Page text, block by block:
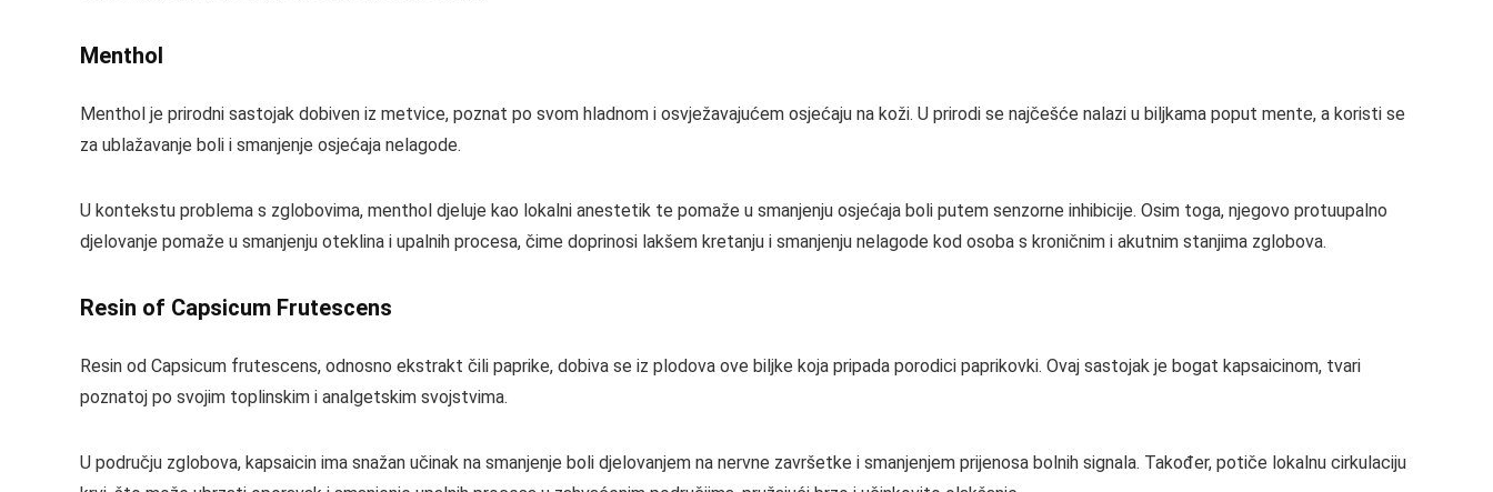
Menthol
Menthol je prirodni sastojak dobiven iz metvice, poznat po svom hladnom i osvježavajućem osjećaju na koži. U prirodi se najčešće nalazi u biljkama poput mente, a koristi se
za ublažavanje boli i smanjenje osjećaja nelagode.
U kontekstu problema s zglobovima, menthol djeluje kao lokalni anestetik te pomaže u smanjenju osjećaja boli putem senzorne inhibicije. Osim toga, njegovo protuupalno
djelovanje pomaže u smanjenju oteklina i upalnih procesa, čime doprinosi lakšem kretanju i smanjenju nelagode kod osoba s kroničnim i akutnim stanjima zglobova.
Resin of Capsicum Frutescens
Resin od Capsicum frutescens, odnosno ekstrakt čili paprike, dobiva se iz plodova ove biljke koja pripada porodici paprikovki. Ovaj sastojak je bogat kapsaicinom, tvari
poznatoj po svojim toplinskim i analgetskim svojstvima.
U području zglobova, kapsaicin ima snažan učinak na smanjenje boli djelovanjem na nervne završetke i smanjenjem prijenosa bolnih signala. Također, potiče lokalnu cirkulaciju